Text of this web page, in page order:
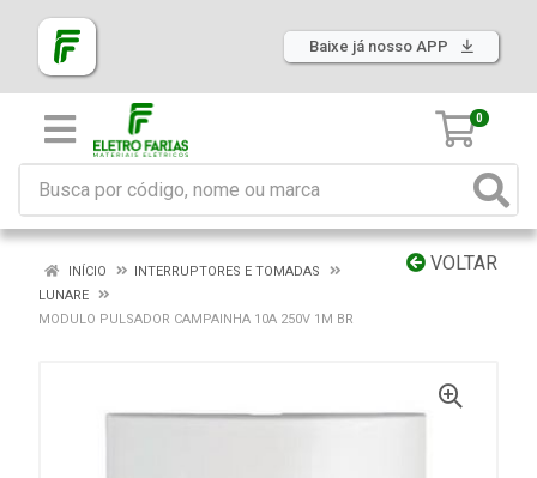
Baixe já nosso APP
0
VOLTAR
INÍCIO
INTERRUPTORES E TOMADAS
LUNARE
MODULO PULSADOR CAMPAINHA 10A 250V 1M BR